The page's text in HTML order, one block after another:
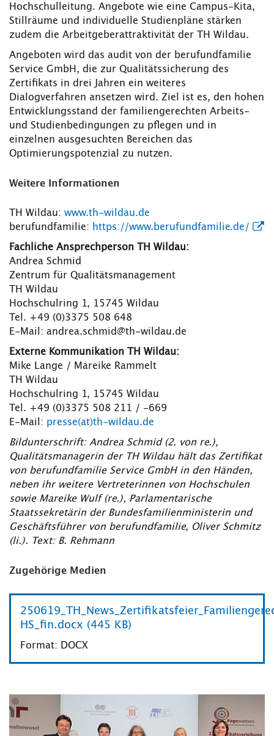
Hochschulleitung. Angebote wie eine Campus-Kita,
Stillräume und individuelle Studienpläne stärken
zudem die Arbeitgeberattraktivität der TH Wildau.
Angeboten wird das audit von der berufundfamilie
Service GmbH, die zur Qualitätssicherung des
Zertifikats in drei Jahren ein weiteres
Dialogverfahren ansetzen wird. Ziel ist es, den hohen
Entwicklungsstand der familiengerechten Arbeits-
und Studienbedingungen zu pflegen und in
einzelnen ausgesuchten Bereichen das
Optimierungspotenzial zu nutzen.
Weitere Informationen
TH Wildau: www.th-wildau.de
berufundfamilie: https://www.berufundfamilie.de/
Fachliche Ansprechperson TH Wildau:
Andrea Schmid
Zentrum für Qualitätsmanagement
TH Wildau
Hochschulring 1, 15745 Wildau
Tel. +49 (0)3375 508 648
E-Mail: andrea.schmid@th-wildau.de
Externe Kommunikation TH Wildau:
Mike Lange / Mareike Rammelt
TH Wildau
Hochschulring 1, 15745 Wildau
Tel. +49 (0)3375 508 211 / -669
E-Mail: presse(at)th-wildau.de
Bildunterschrift: Andrea Schmid (2. von re.),
Qualitätsmanagerin der TH Wildau hält das Zertifikat
von berufundfamilie Service GmbH in den Händen,
neben ihr weitere Vertreterinnen von Hochschulen
sowie Mareike Wulf (re.), Parlamentarische
Staatssekretärin der Bundesfamilienministerin und
Geschäftsführer von berufundfamilie, Oliver Schmitz
(li.). Text: B. Rehmann
Zugehörige Medien
HS_fin.docx (445 KB)
Format: DOCX